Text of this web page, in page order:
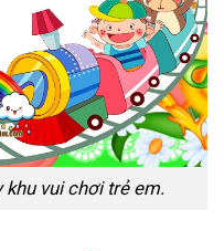
khu vui chơi trẻ em.